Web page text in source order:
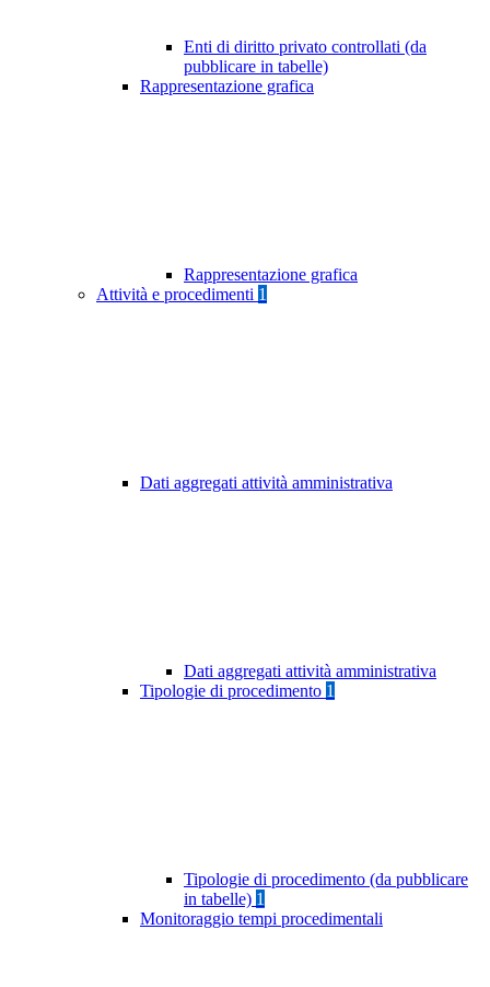
Enti di diritto privato controllati (da
pubblicare in tabelle)
Rappresentazione grafica
Rappresentazione grafica
Attività e procedimenti 1
Dati aggregati attività amministrativa
Dati aggregati attività amministrativa
Tipologie di procedimento 1
Tipologie di procedimento (da pubblicare
in tabelle) 1
Monitoraggio tempi procedimentali